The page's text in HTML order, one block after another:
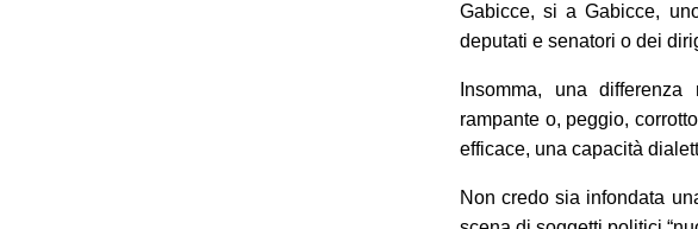
Gabicce, si a Gabicce,
deputati e senatori o dei
Insomma, una
rampante o, peggio,
efficace, una capacità
Non credo sia infondata